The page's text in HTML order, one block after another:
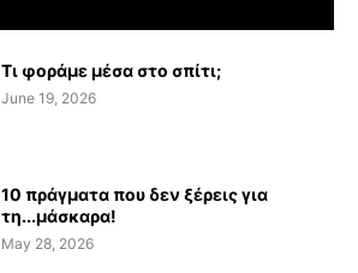
Τι φοράμε μέσα στο σπίτι;
June 19, 2026
10 πράγματα που δεν ξέρεις για
τη...μάσκαρα!
May 28, 2026